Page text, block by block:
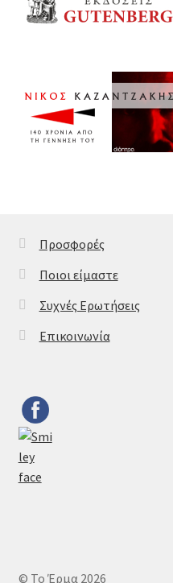
Προσφορές
Ποιοι είμαστε
Συχνές Ερωτήσεις
Επικοινωνία
© Το Έρμα 2026